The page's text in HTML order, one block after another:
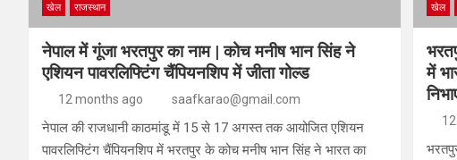
खेल राजस्थान
नेपाल में गूंजा भरतपुर का नाम | कोच मनीष भान सिंह ने
एशियन पावरलिफ्टिंग चैंपियनशिप में जीता गोल्ड
12 months ago saafkarao@gmail.com
नेपाल की राजधानी काठमांडू में 15 से 17 अगस्त तक आयोजित एशियन
पावरलिफ्टिंग चैंपियनशिप में भरतपुर के कोच मनीष भान सिंह ने भारत का
खेल
में